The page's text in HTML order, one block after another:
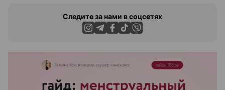
Следите за нами в соцсетях